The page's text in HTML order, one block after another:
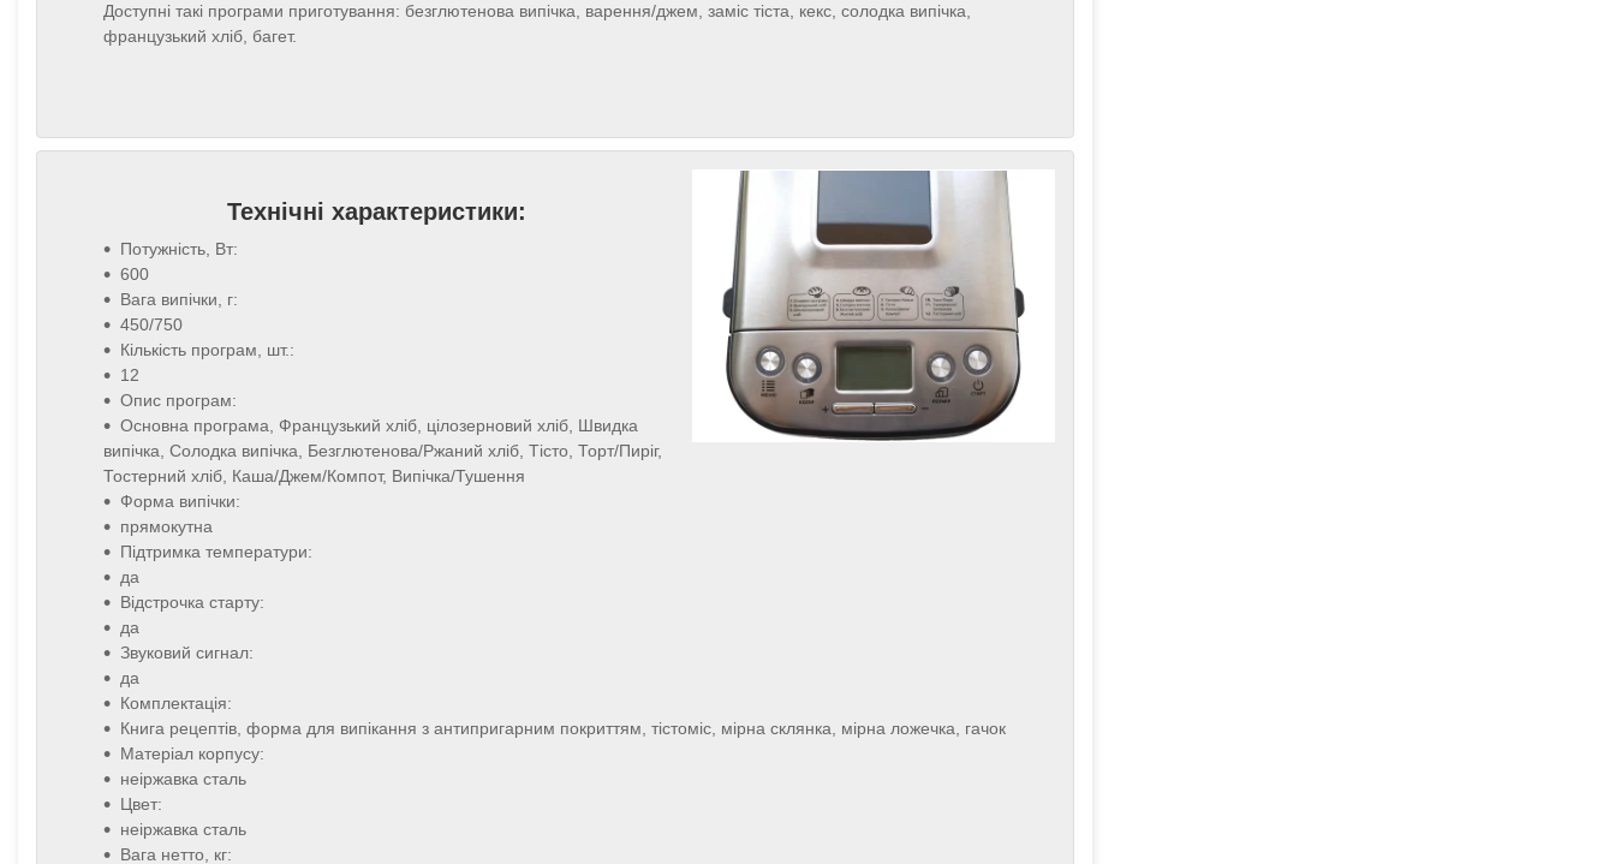
Доступні такі програми приготування: безглютенова випічка, варення/джем, заміс тіста, кекс, солодка випічка,
французький хліб, багет.
Технічні характеристики:
Потужність, Вт:
600
Вага випічки, г:
450/750
Кількість програм, шт.:
12
Опис програм:
Основна програма, Французький хліб, цілозерновий хліб, Швидка
випічка, Солодка випічка, Безглютенова/Ржаний хліб, Тісто, Торт/Пиріг,
Тостерний хліб, Каша/Джем/Компот, Випічка/Тушення
Форма випічки:
прямокутна
Підтримка температури:
да
Відстрочка старту:
да
Звуковий сигнал:
да
Комплектація:
Книга рецептів, форма для випікання з антипригарним покриттям, тістоміс, мірна склянка, мірна ложечка, гачок
Матеріал корпусу:
неіржавка сталь
Цвет:
неіржавка сталь
Вага нетто, кг: